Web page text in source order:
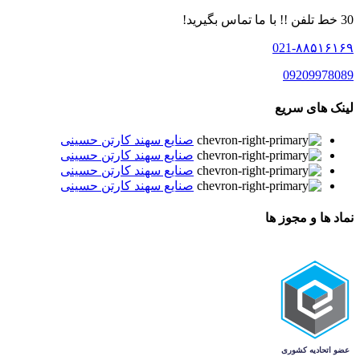
30 خط تلفن !! با ما تماس بگیرید!
021-۸۸۵۱۶۱۶۹
09209978089
لینک های سریع
صنایع سهند کارتن حسینی
صنایع سهند کارتن حسینی
صنایع سهند کارتن حسینی
صنایع سهند کارتن حسینی
نماد ها و مجوز ها